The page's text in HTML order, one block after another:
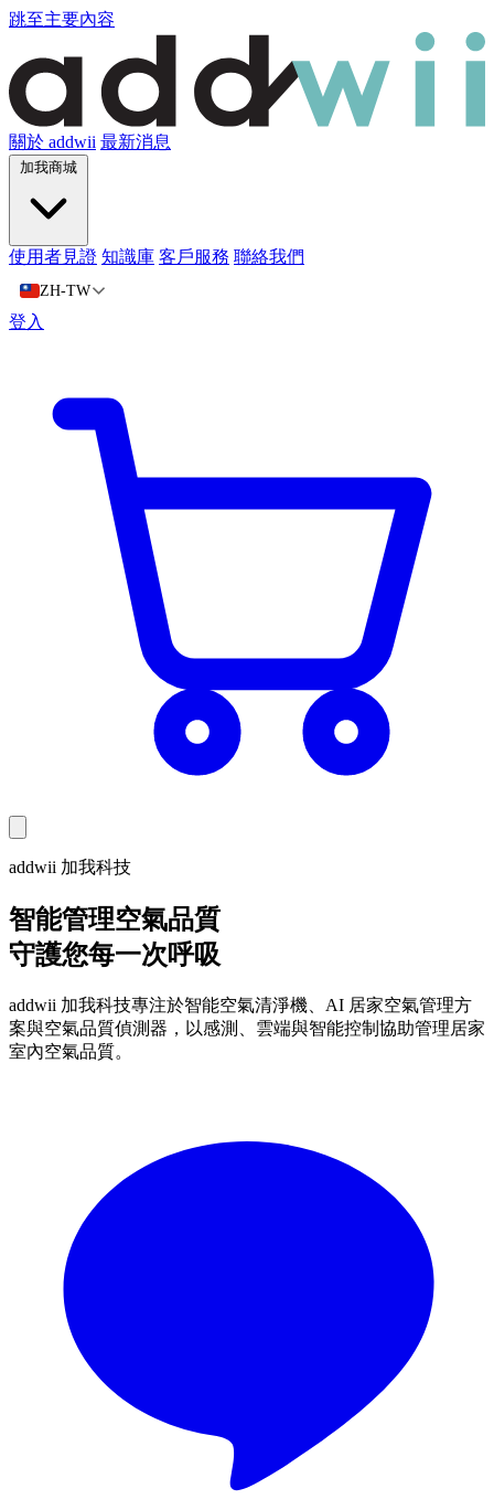
跳至主要內容
關於 addwii 最新消息
加我商城
使用者見證 知識庫 客戶服務 聯絡我們
ZH-TW
登入
addwii 加我科技
智能管理空氣品質
守護您每一次呼吸
addwii 加我科技專注於智能空氣清淨機、AI 居家空氣管理方
案與空氣品質偵測器，以感測、雲端與智能控制協助管理居家
室內空氣品質。